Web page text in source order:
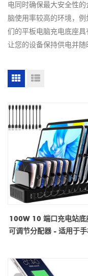
电同时确保最大安全性
脑使用率较高的环境，
们的平板电脑充电底座
让您的设备保持供电并随
100W 10 端口充电站底
可调节分配器 - 适用于